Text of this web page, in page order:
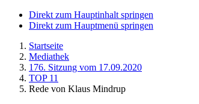
Direkt zum Hauptinhalt springen
Direkt zum Hauptmenü springen
Startseite
Mediathek
176. Sitzung vom 17.09.2020
TOP 11
Rede von Klaus Mindrup